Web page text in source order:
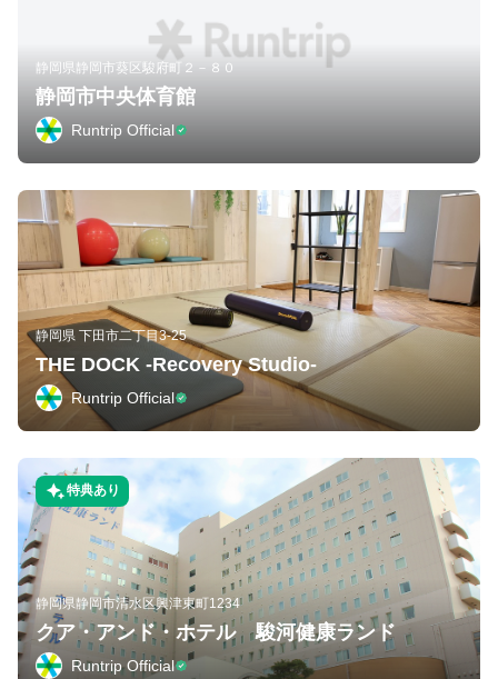
静岡県静岡市葵区駿府町２－８０
静岡市中央体育館
Runtrip Official
静岡県 下田市二丁目3-25
THE DOCK -Recovery Studio-
Runtrip Official
特典あり
静岡県静岡市清水区興津東町1234
クア・アンド・ホテル 駿河健康ランド
Runtrip Official